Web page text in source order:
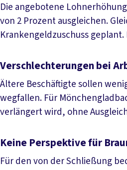
Die angebotene
von 2 Prozent ausgleichen.
Krankengeldzuschuss
Verschlechterungen bei
Ältere Beschäftigte sollen
wegfallen. Für
verlängert wird, ohne
Keine Perspektive für
Für den von der Schließung